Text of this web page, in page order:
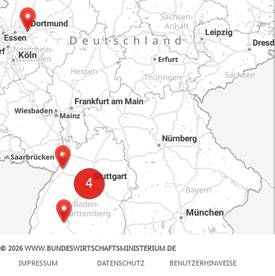
© 2026 WWW.BUNDESWIRTSCHAFTSMINISTERIUM.DE
IMPRESSUM
DATENSCHUTZ BENUTZERHINWEISE